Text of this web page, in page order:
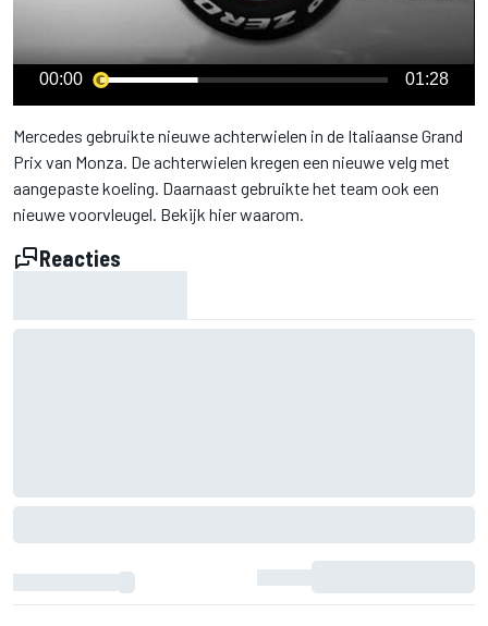
00:00 01:28
Mercedes gebruikte nieuwe achterwielen in de Italiaanse Grand
Prix van Monza. De achterwielen kregen een nieuwe velg met
aangepaste koeling. Daarnaast gebruikte het team ook een
nieuwe voorvleugel. Bekijk hier waarom.
Reacties